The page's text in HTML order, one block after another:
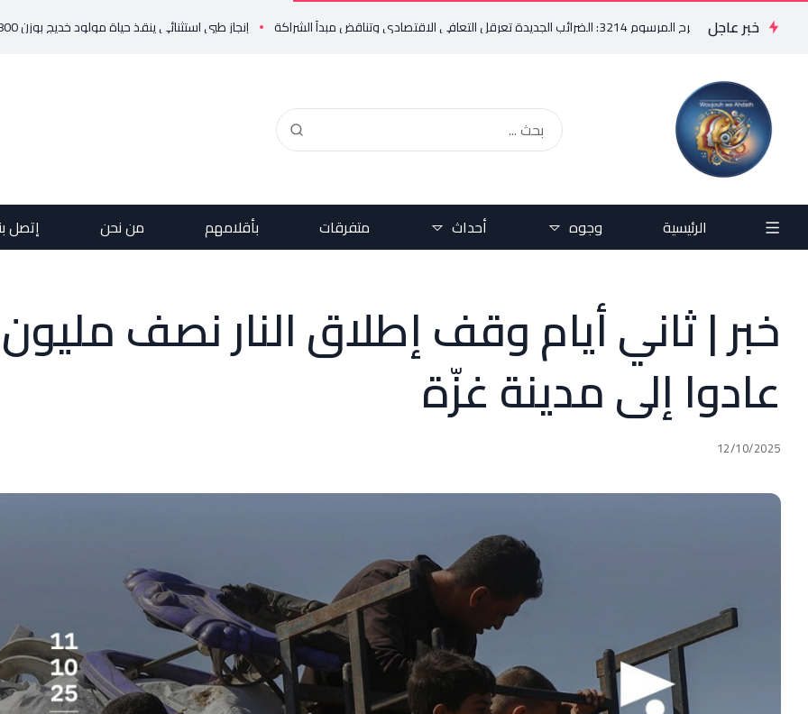
خبر عاجل
الجديدة تعرقل التعافي الاقتصادي وتناقض مبدأ الشراكة إنجاز طبي استثنائي ينقذ حياة مولود خديج بوزن 800 غرام!
الرئيسية وجوه أحداث متفرقات بأقلامهم من نحن إتصل
خبر | ثاني أيام وقف إطلاق النار نصف مليون
عادوا إلى مدينة غزّة
12/10/2025